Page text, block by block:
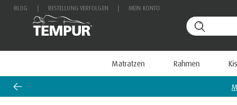
BLOG BESTELLUNG VERFOLGEN MEIN KONTO
Matratzen Rahmen